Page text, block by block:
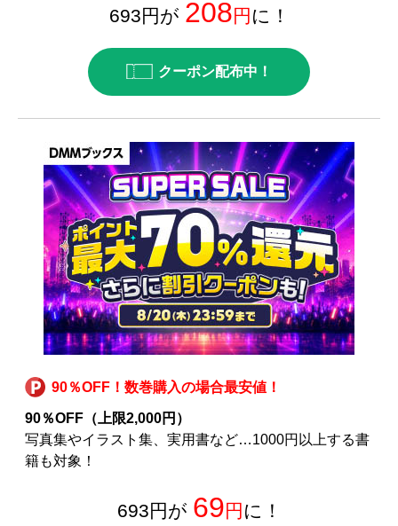
693円が 208円 に！
クーポン配布中！
90％OFF！数巻購入の場合最安値！
90％OFF（上限2,000円）
写真集やイラスト集、実用書など…1000円以上する書
籍も対象！
693円が 69円 に！